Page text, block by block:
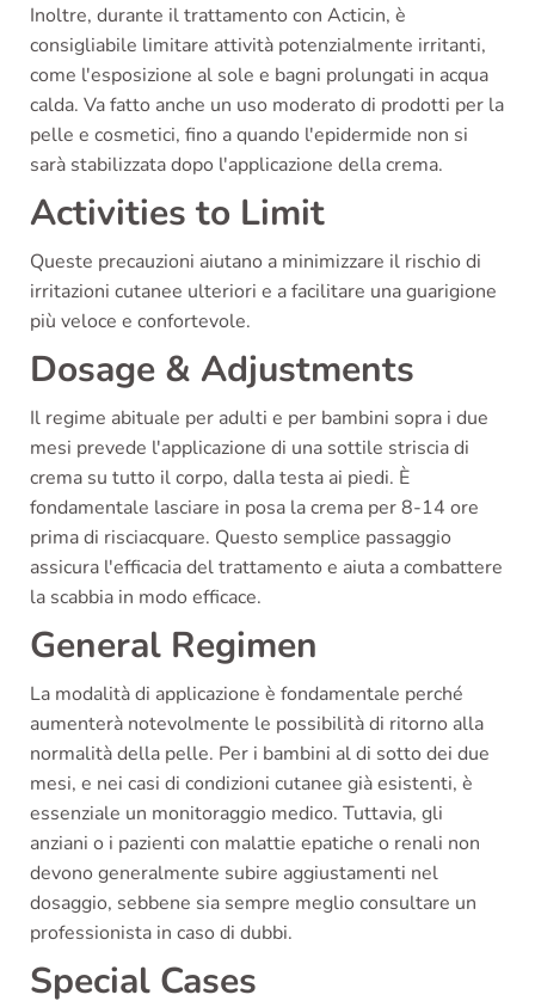
Inoltre, durante il trattamento con Acticin, è
consigliabile limitare attività potenzialmente irritanti,
come l'esposizione al sole e bagni prolungati in acqua
calda. Va fatto anche un uso moderato di prodotti per la
pelle e cosmetici, fino a quando l'epidermide non si
sarà stabilizzata dopo l'applicazione della crema.
Activities to Limit
Queste precauzioni aiutano a minimizzare il rischio di
irritazioni cutanee ulteriori e a facilitare una guarigione
più veloce e confortevole.
Dosage & Adjustments
Il regime abituale per adulti e per bambini sopra i due
mesi prevede l'applicazione di una sottile striscia di
crema su tutto il corpo, dalla testa ai piedi. È
fondamentale lasciare in posa la crema per 8-14 ore
prima di risciacquare. Questo semplice passaggio
assicura l'efficacia del trattamento e aiuta a combattere
la scabbia in modo efficace.
General Regimen
La modalità di applicazione è fondamentale perché
aumenterà notevolmente le possibilità di ritorno alla
normalità della pelle. Per i bambini al di sotto dei due
mesi, e nei casi di condizioni cutanee già esistenti, è
essenziale un monitoraggio medico. Tuttavia, gli
anziani o i pazienti con malattie epatiche o renali non
devono generalmente subire aggiustamenti nel
dosaggio, sebbene sia sempre meglio consultare un
professionista in caso di dubbi.
Special Cases